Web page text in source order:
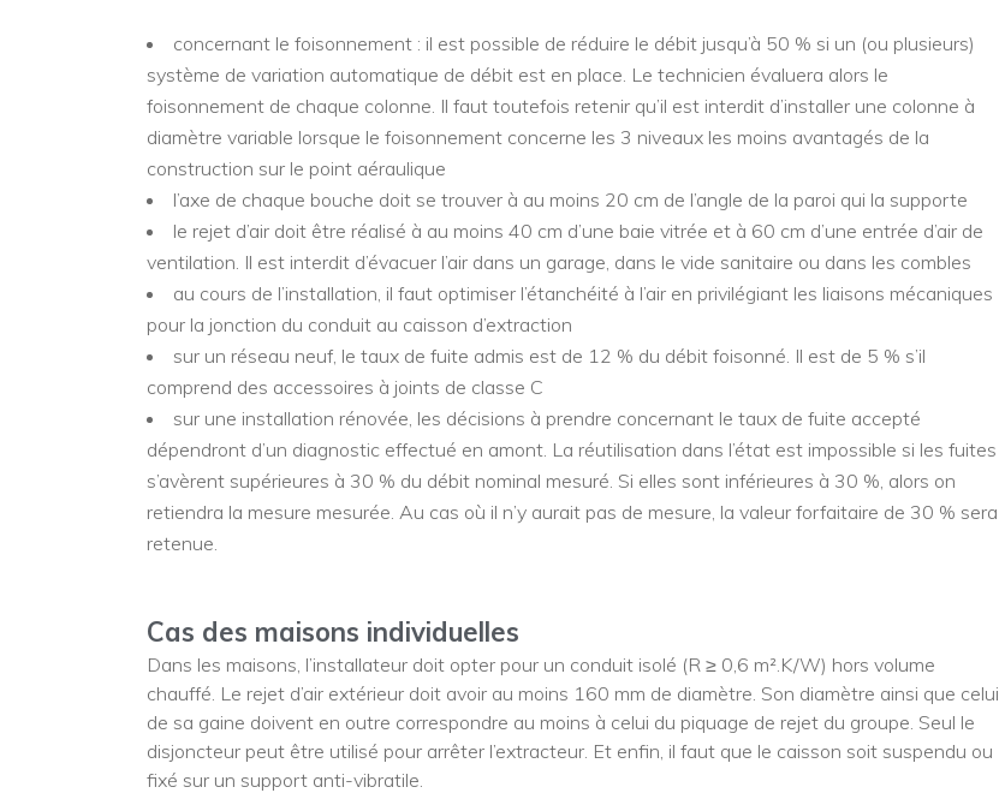
concernant le foisonnement : il est possible de réduire le débit jusqu’à 50 % si un (ou plusieurs)
système de variation automatique de débit est en place. Le technicien évaluera alors le
foisonnement de chaque colonne. Il faut toutefois retenir qu’il est interdit d’installer une colonne à
diamètre variable lorsque le foisonnement concerne les 3 niveaux les moins avantagés de la
construction sur le point aéraulique
l’axe de chaque bouche doit se trouver à au moins 20 cm de l’angle de la paroi qui la supporte
le rejet d’air doit être réalisé à au moins 40 cm d’une baie vitrée et à 60 cm d’une entrée d’air de
ventilation. Il est interdit d’évacuer l’air dans un garage, dans le vide sanitaire ou dans les combles
au cours de l’installation, il faut optimiser l’étanchéité à l’air en privilégiant les liaisons mécaniques
pour la jonction du conduit au caisson d’extraction
sur un réseau neuf, le taux de fuite admis est de 12 % du débit foisonné. Il est de 5 % s’il
comprend des accessoires à joints de classe C
sur une installation rénovée, les décisions à prendre concernant le taux de fuite accepté
dépendront d’un diagnostic effectué en amont. La réutilisation dans l’état est impossible si les fuites
s’avèrent supérieures à 30 % du débit nominal mesuré. Si elles sont inférieures à 30 %, alors on
retiendra la mesure mesurée. Au cas où il n’y aurait pas de mesure, la valeur forfaitaire de 30 % sera
retenue.
Cas des maisons individuelles
Dans les maisons, l’installateur doit opter pour un conduit isolé (R ≥ 0,6 m².K/W) hors volume
chauffé. Le rejet d’air extérieur doit avoir au moins 160 mm de diamètre. Son diamètre ainsi que celui
de sa gaine doivent en outre correspondre au moins à celui du piquage de rejet du groupe. Seul le
disjoncteur peut être utilisé pour arrêter l’extracteur. Et enfin, il faut que le caisson soit suspendu ou
fixé sur un support anti-vibratile.